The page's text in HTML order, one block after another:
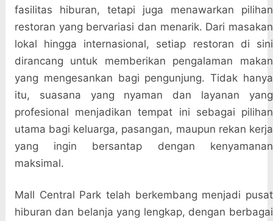
fasilitas hiburan, tetapi juga menawarkan pilihan
restoran yang bervariasi dan menarik. Dari masakan
lokal hingga internasional, setiap restoran di sini
dirancang untuk memberikan pengalaman makan
yang mengesankan bagi pengunjung. Tidak hanya
itu, suasana yang nyaman dan layanan yang
profesional menjadikan tempat ini sebagai pilihan
utama bagi keluarga, pasangan, maupun rekan kerja
yang ingin bersantap dengan kenyamanan
maksimal.
Mall Central Park telah berkembang menjadi pusat
hiburan dan belanja yang lengkap, dengan berbagai